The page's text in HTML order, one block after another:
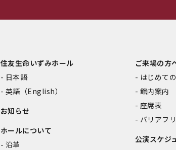
住友生命いずみホール
日本語
英語（English）
お知らせ
ホールについて
沿革
ご来場の方
はじめて
館内案内
座席表
バリアフ
公演スケジ